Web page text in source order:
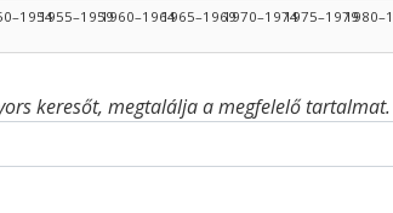
1955–19591960–19641965–19691970–19741975–1979
keresőt, megtalálja a megfelelő